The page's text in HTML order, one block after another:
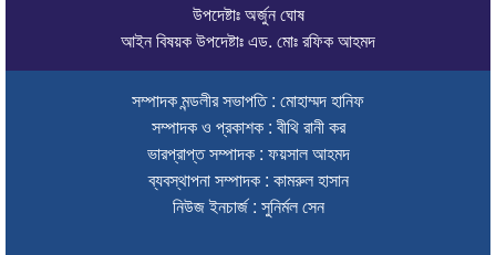
সিলেট মহানগর বিএনপির সভাপতির দায়িত্বে ফিরলেন নাসিম হোসাইন
সিলেটে শিশুকন্যা ফাহিমা ধর্ষণচেষ্টা ও হত্যা মামলায় জাকিরের মৃত্যুদণ্ড
ইসরায়েলের বিরুদ্ধে সিদ্ধান্ত নিতে মুসলিম পররাষ্ট্রমন্ত্রীদের বৈঠক
ভারতে শেখ হাসিনার বক্তব্যে ক্ষুব্ধ বাংলাদেশ
উপদেষ্টাঃ অর্জুন ঘোষ
আইন বিষয়ক উপদেষ্টাঃ এড. মোঃ রফিক আহমদ
সম্পাদক মন্ডলীর সভাপতি : মোহাম্মদ হানিফ
সম্পাদক ও প্রকাশক : বীথি রানী কর
ভারপ্রাপ্ত সম্পাদক : ফয়সাল আহমদ
ব্যবস্থাপনা সম্পাদক : কামরুল হাসান
নিউজ ইনচার্জ : সুনির্মল সেন